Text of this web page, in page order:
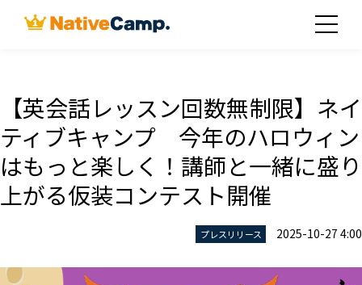
【英会話レッスン回数無制限】ネイ
ティブキャンプ 今年のハロウィン
はもっと楽しく！講師と一緒に盛り
上がる仮装コンテスト開催
プレスリリース 2025-10-27 4:00